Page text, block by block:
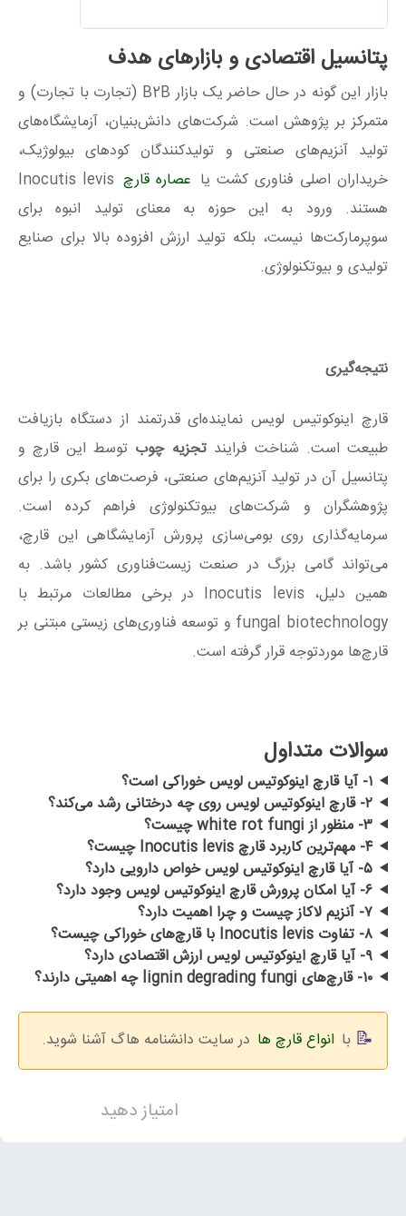
پتانسیل اقتصادی و بازارهای هدف
بازار این‌ گونه در حال حاضر یک بازار B2B (تجارت با تجارت) و
متمرکز بر پژوهش است. شرکت‌های دانش‌بنیان، آزمایشگاه‌های
تولید آنزیم‌های صنعتی و تولیدکنندگان کودهای بیولوژیک،
خریداران اصلی فناوری کشت یا عصاره‌ قارچ Inocutis levis
هستند. ورود به این حوزه به معنای تولید انبوه برای
سوپرمارکت‌ها نیست، بلکه تولید ارزش افزوده بالا برای صنایع
تولیدی و بیوتکنولوژی.
نتیجه‌گیری
قارچ اینوکوتیس لویس نماینده‌ای قدرتمند از دستگاه بازیافت
طبیعت است. شناخت فرایندتجزیه چوب توسط این قارچ و
پتانسیل آن در تولید آنزیم‌های صنعتی، فرصت‌های بکری را برای
پژوهشگران و شرکت‌های بیوتکنولوژی فراهم کرده است.
سرمایه‌گذاری روی بومی‌سازی پرورش آزمایشگاهی این قارچ،
می‌تواند گامی بزرگ در صنعت زیست‌فناوری کشور باشد. به
همین دلیل، Inocutis levis در برخی مطالعات مرتبط با
fungal biotechnology و توسعه فناوری‌های زیستی مبتنی بر
قارچ‌ها موردتوجه قرار گرفته است.
سوالات متداول
۱- آیا قارچ اینوکوتیس لویس خوراکی است؟
۲- قارچ اینوکوتیس لویس روی چه درختانی رشد می‌کند؟
۳- منظور از white rot fungi چیست؟
۴- مهم‌ترین کاربرد قارچ Inocutis levis چیست؟
۵- آیا قارچ اینوکوتیس لویس خواص دارویی دارد؟
۶- آیا امکان پرورش قارچ اینوکوتیس لویس وجود دارد؟
۷- آنزیم لاکاز چیست و چرا اهمیت دارد؟
۸- تفاوت Inocutis levis با قارچ‌های خوراکی چیست؟
۹- آیا قارچ اینوکوتیس لویس ارزش اقتصادی دارد؟
۱۰- قارچ‌های lignin degrading fungi چه اهمیتی دارند؟
با انواع قارچ ها در سایت دانشنامه هاگ آشنا شوید.
امتیاز دهید